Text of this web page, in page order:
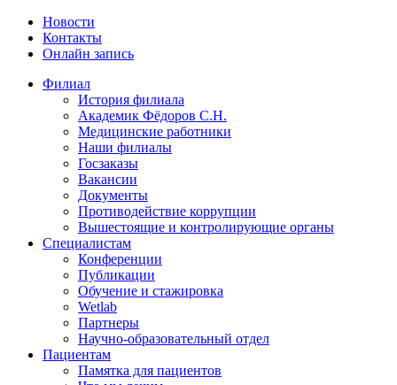
Новости
Контакты
Онлайн запись
Филиал
История филиала
Академик Фёдоров С.Н.
Медицинские работники
Наши филиалы
Госзаказы
Вакансии
Документы
Противодействие коррупции
Вышестоящие и контролирующие органы
Специалистам
Конференции
Публикации
Обучение и стажировка
Wetlab
Партнеры
Научно-образовательный отдел
Пациентам
Памятка для пациентов